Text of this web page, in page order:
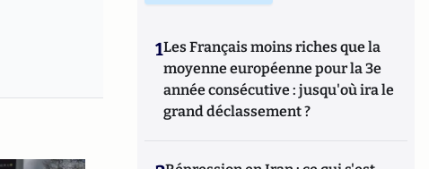
1Les Français moins riches que la
moyenne européenne pour la 3e
année consécutive : jusqu'où ira le
grand déclassement ?